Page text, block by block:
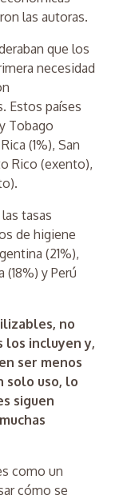
las autoras.
que los
necesidad
Estos países
Tobago
(1%), San
Rico (exento),
tasas
de higiene
(21%),
(18%) y Perú
no
los incluyen y,
ser menos
solo uso, lo
siguen
como un
cómo se